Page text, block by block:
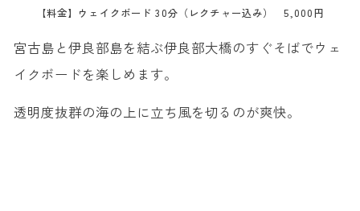
【料金】ウェイクボード 30分（レクチャー込み） 5,000円
宮古島と伊良部島を結ぶ伊良部大橋のすぐそばでウェ
イクボードを楽しめます。
透明度抜群の海の上に立ち風を切るのが爽快。